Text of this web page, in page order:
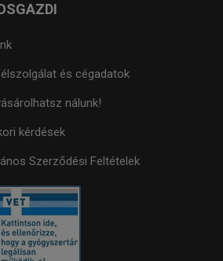
és cégadatok
nálunk!
kérdések
Szerződési Feltételek